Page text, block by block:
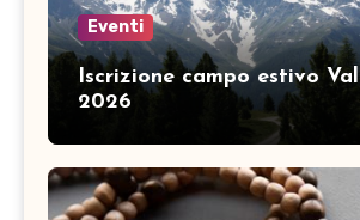
Eventi
Iscrizione campo estivo
2026